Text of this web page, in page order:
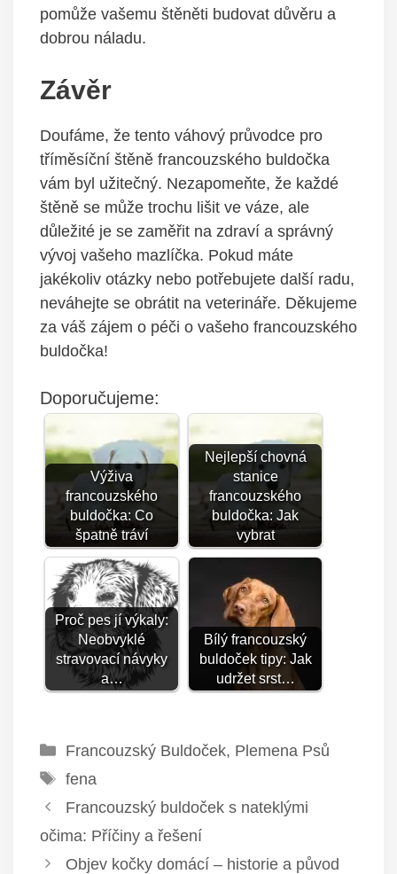
pomůže vašemu štěněti budovat důvěru a
dobrou náladu.
Závěr
Doufáme, že tento váhový průvodce pro
tříměsíční štěně francouzského buldočka
vám byl užitečný. Nezapomeňte, že každé
štěně se může trochu lišit ve váze, ale
důležité je se zaměřit na zdraví a správný
vývoj vašeho mazlíčka. Pokud máte
jakékoliv otázky nebo potřebujete další radu,
neváhejte se obrátit na veterináře. Děkujeme
za váš zájem o péči o vašeho francouzského
buldočka!
Doporučujeme:
Výživa
francouzského
buldočka: Co
špatně tráví
Nejlepší chovná
stanice
francouzského
buldočka: Jak
vybrat
Proč pes jí výkaly:
Neobvyklé
stravovací návyky
a…
Bílý francouzský
buldoček tipy: Jak
udržet srst…
Rubriky
Francouzský Buldoček, Plemena Psů
Štítky
fena
Francouzský buldoček s nateklými
očima: Příčiny a řešení
Objev kočky domácí – historie a původ